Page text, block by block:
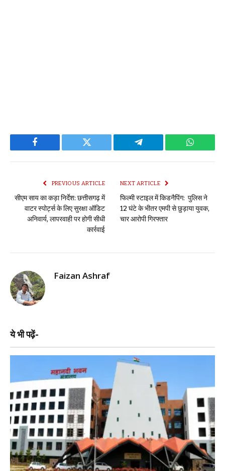
Facebook Twitter Telegram
PREVIOUS ARTICLE
सीएम साय का कड़ा निर्देश: छत्तीसगढ़ में
वाटर स्पोर्ट्स के लिए सुरक्षा ऑडिट
अनिवार्य, लापरवाही पर होगी सीधी
कार्रवाई
NEXT ARTICLE
फिल्मी स्टाइल में किडनैपिंग: पुलिस ने
12 घंटे के भीतर एमपी से छुड़ाया युवक,
चार आरोपी गिरफ्तार
Faizan Ashraf
ये भी पढ़ें-